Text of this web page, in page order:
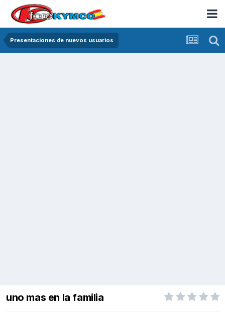
Presentaciones de nuevos usuarios
uno mas en la familia